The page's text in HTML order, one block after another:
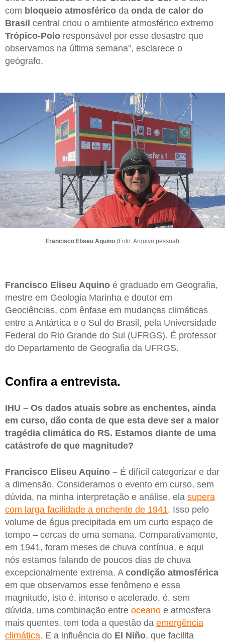
com bloqueio atmosférico da onda de calor do
Brasil central criou o ambiente atmosférico extremo
Trópico-Polo responsável por esse desastre que
observamos na última semana”, esclarece o
geógrafo.
Francisco Eliseu Aquino (Foto: Arquivo pessoal)
Francisco Eliseu Aquino é graduado em Geografia,
mestre em Geologia Marinha e doutor em
Geociências, com ênfase em mudanças climáticas
entre a Antártica e o Sul do Brasil, pela Universidade
Federal do Rio Grande do Sul (UFRGS). É professor
do Departamento de Geografia da UFRGS.
Confira a entrevista.
IHU – Os dados atuais sobre as enchentes, ainda
em curso, dão conta de que esta deve ser a maior
tragédia climática do RS. Estamos diante de uma
catástrofe de que magnitude?
Francisco Eliseu Aquino – É difícil categorizar e dar
a dimensão. Consideramos o evento em curso, sem
dúvida, na minha interpretação e análise, ela supera
com larga facilidade a enchente de 1941. Isso pelo
volume de água precipitada em um curto espaço de
tempo – cercas de uma semana. Comparativamente,
em 1941, foram meses de chuva contínua, e aqui
nós estamos falando de poucos dias de chuva
excepcionalmente extrema. A condição atmosférica
em que observamos esse fenômeno e essa
magnitude, isto é, intenso e acelerado, é, sem
dúvida, uma combinação entre oceano e atmosfera
mais quentes, tem toda a questão da emergência
climática. E a influência do El Niño, que facilita